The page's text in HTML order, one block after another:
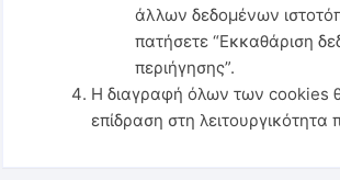
άλλων δεδομένων
πατήσετε “Εκκαθάριση
περιήγησης”.
Η διαγραφή όλων των cookies
επίδραση στη